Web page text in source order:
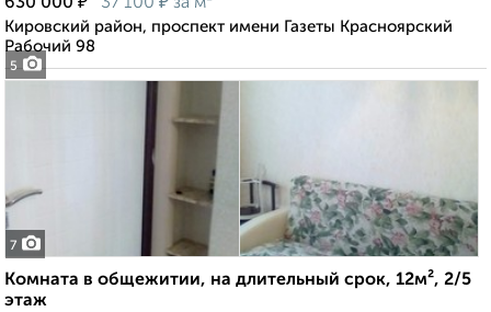
5
630 000
37 100 за м²
Кировский район, проспект имени Газеты Красноярский
Рабочий 98
7
Комната в общежитии, на длительный срок, 12м², 2/5
этаж